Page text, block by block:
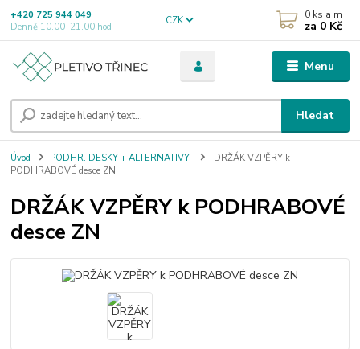
Menu
CZK
Hledat
+420 725 944 049
Denně 10.00–21.00 hod
0 ks a m
za 0 Kč
Úvod PODHR. DESKY + ALTERNATIVY
DRŽÁK VZPĚRY k
PODHRABOVÉ desce ZN
DRŽÁK VZPĚRY k PODHRABOVÉ
desce ZN